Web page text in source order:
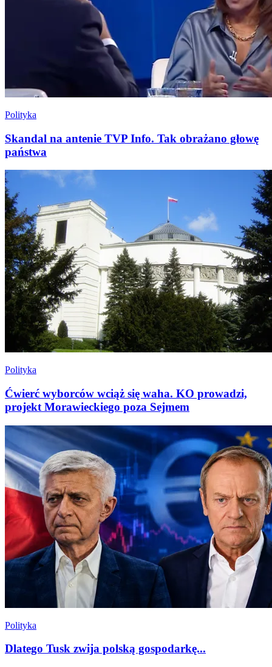
Polityka
Skandal na antenie TVP Info. Tak obrażano głowę
państwa
Polityka
Ćwierć wyborców wciąż się waha. KO prowadzi,
projekt Morawieckiego poza Sejmem
Polityka
Dlatego Tusk zwija polską gospodarkę...